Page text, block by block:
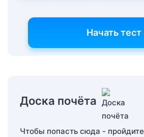
Начать тест
Доска почёта
Чтобы попасть сюда - пройдите